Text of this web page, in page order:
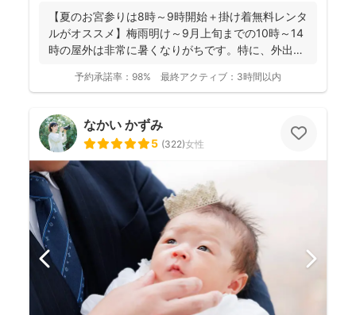
【夏のお宮参りは8時～9時開始＋掛け着無料レンタ
ルがオススメ】梅雨明け～9月上旬までの10時～14
時の屋外は非常に暑くなりがちです。特に、外出に
予約承諾率： 98% 最終アクティブ： 3時間以内
なかい かずみ
5 (322)女性